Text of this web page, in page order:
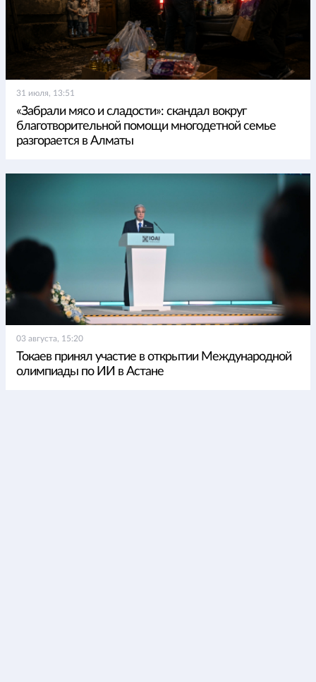
31 июля, 13:51
«Забрали мясо и сладости»: скандал вокруг
благотворительной помощи многодетной семье
разгорается в Алматы
03 августа, 15:20
Токаев принял участие в открытии Международной
олимпиады по ИИ в Астане